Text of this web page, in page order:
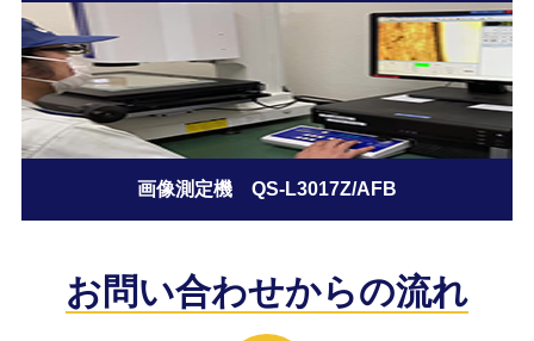
画像測定機 QS-L3017Z/AFB
お問い合わせからの流れ